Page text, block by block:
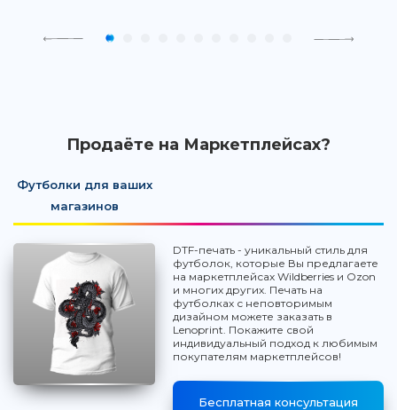
Продаёте на Маркетплейсах?
Футболки для ваших
магазинов
DTF-печать - уникальный стиль для
футболок, которые Вы предлагаете
на маркетплейсах Wildberries и Ozon
и многих других. Печать на
футболках с неповторимым
дизайном можете заказать в
Lenoprint. Покажите свой
индивидуальный подход к любимым
покупателям маркетплейсов!
Бесплатная консультация